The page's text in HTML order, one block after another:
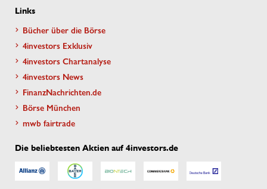
Links
Bücher über die Börse
4investors Exklusiv
4investors Chartanalyse
4investors News
FinanzNachrichten.de
Börse München
mwb fairtrade
Die beliebtesten Aktien auf 4investors.de